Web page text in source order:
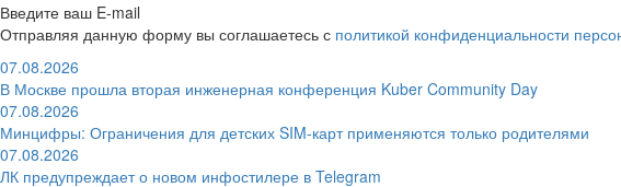
Введите ваш E-mail
Отправляя данную форму вы соглашаетесь с политикой конфиденциальности
07.08.2026
В Москве прошла вторая инженерная конференция Kuber Community Day
07.08.2026
Минцифры: Ограничения для детских SIM-карт применяются только родителями
07.08.2026
ЛК предупреждает о новом инфостилере в Telegram